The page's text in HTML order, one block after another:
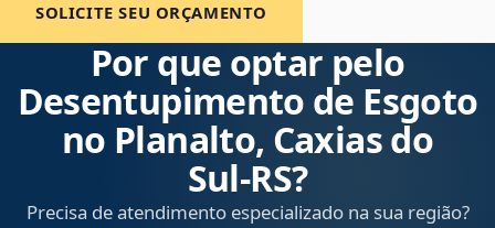
SOLICITE SEU ORÇAMENTO
Por que optar pelo
Desentupimento de Esgoto
no Planalto, Caxias do
Sul‑RS?
Precisa de atendimento especializado na sua região?